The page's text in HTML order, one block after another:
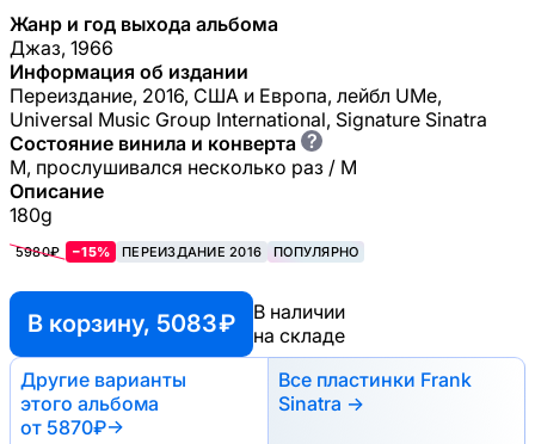
Жанр и год выхода альбома
Джаз, 1966
Информация об издании
Переиздание, 2016, США и Европа, лейбл UMe,
Universal Music Group International, Signature Sinatra
Состояние винила и конверта ?
M, прослушивался несколько раз / M
Описание
180g
5980₽ −15% ПЕРЕИЗДАНИЕ 2016 ПОПУЛЯРНО
В корзину, 5083 ₽
В наличии
на складе
Другие варианты
этого альбома
от 5870₽→
Все пластинки Frank
Sinatra →